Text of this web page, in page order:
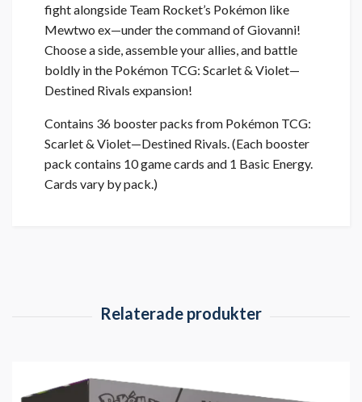
fight alongside Team Rocket’s Pokémon like
Mewtwo ex—under the command of Giovanni!
Choose a side, assemble your allies, and battle
boldly in the Pokémon TCG: Scarlet & Violet—
Destined Rivals expansion!
Contains 36 booster packs from Pokémon TCG:
Scarlet & Violet—Destined Rivals. (Each booster
pack contains 10 game cards and 1 Basic Energy.
Cards vary by pack.)